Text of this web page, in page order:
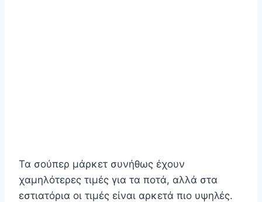
Τα σούπερ μάρκετ συνήθως έχουν
χαμηλότερες τιμές για τα ποτά, αλλά στα
εστιατόρια οι τιμές είναι αρκετά πιο υψηλές.